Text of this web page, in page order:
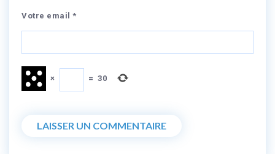
Votre email *
× = 30